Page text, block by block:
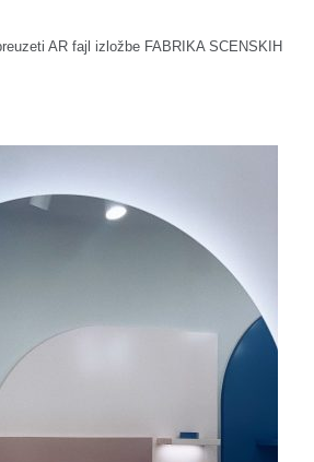
AR fajl izložbe FABRIKA SCENSKIH